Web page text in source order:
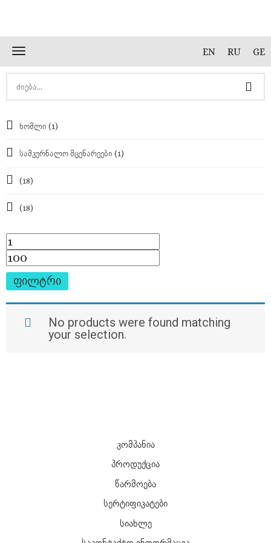
content
EN RU GE
Toggle
navigation
ხომლი (1)
სამკურნალო მცენარეები (1)
(18)
(18)
ფილტრი
No products were found matching
your selection.
კომპანია
პროდუქცია
წარმოება
სერტიფიკატები
სიახლე